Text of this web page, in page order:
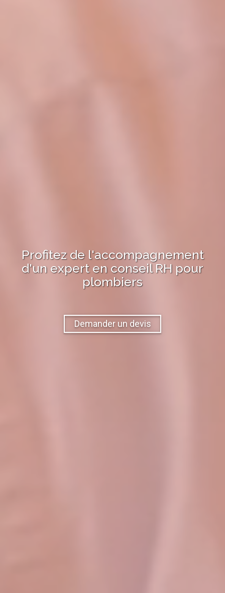
Profitez de l'accompagnement
d'un expert en conseil RH pour
plombiers
Demander un devis